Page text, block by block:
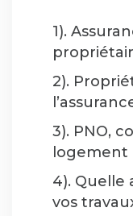
1).
2).
3). PNO,
logement
4). Quelle
vos